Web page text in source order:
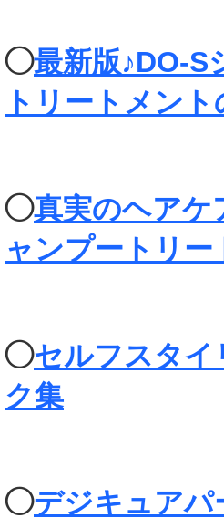
◯最新版♪DO-S
トリートメン
◯真実のヘアケ
ャンプートリー
◯セルフスタイ
ク集
◯デジキュアパ